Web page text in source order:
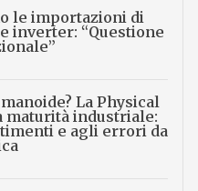
le importazioni di
inverter: “Questione
La Physical
maturità industriale:
e agli errori da